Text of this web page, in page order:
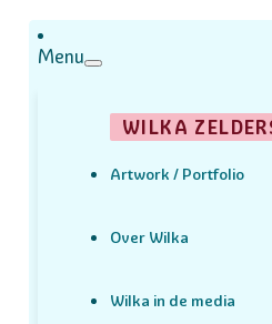
Menu
WILKA
Artwork / Portfolio
Over Wilka
Wilka in de media